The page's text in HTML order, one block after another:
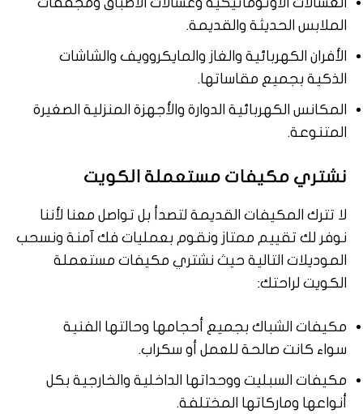
الملابس الحديثة والقديمة.
الأفران الكهربائية والغاز والمايكروويف والشاشات
الذكية بجميع مقاساتها.
المكانس الكهربائية الدوارة والأجهزة المنزلية الصغيرة
المتنوعة.
نشتري مكيفات مستعملة الكويت
لا تترك المكيفات القديمة لتصدأ بل تواصل معنا لأننا
نوفر لك تقييم ممتاز ونقوم بعمليات فك آمنة ونسحب
الموديلات التالية حيث نشتري مكيفات مستعملة
الكويت لراحتك:
مكيفات الشباك بجميع أحجامها وحالتها الفنية
سواء كانت صالحة للعمل أو سكراب.
مكيفات السبليت ووحداتها الداخلية والخارجية بكل
أنواعها وماركاتها المختلفة.